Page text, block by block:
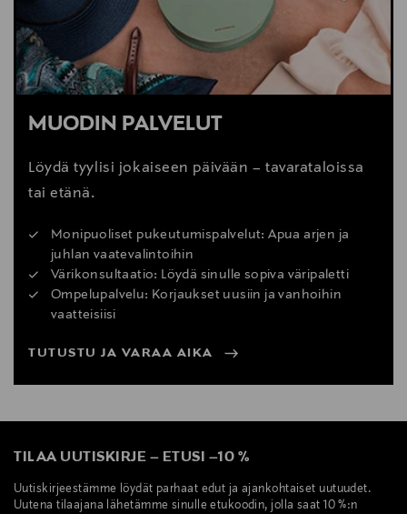
MUODIN PALVELUT
Löydä tyylisi jokaiseen päivään – tavarataloissa
tai etänä.
Monipuoliset pukeutumispalvelut: Apua arjen ja
juhlan vaatevalintoihin
Värikonsultaatio: Löydä sinulle sopiva väripaletti
Ompelupalvelu: Korjaukset uusiin ja vanhoihin
vaatteisiisi
TUTUSTU JA VARAA AIKA
TILAA UUTISKIRJE – ETUSI –10 %
Uutiskirjeestämme löydät parhaat edut ja ajankohtaiset uutuudet.
Uutena tilaajana lähetämme sinulle etukoodin, jolla saat 10 %:n